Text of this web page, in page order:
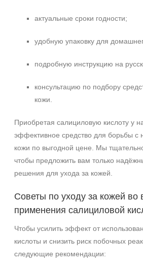
актуальные сроки годности;
удобную упаковку для
подробную инструкцию на
консультацию по подбору
кожи.
Приобретая салициловую кислоту у
эффективное средство для борьбы с
кожи по выгодной цене. Мы
чтобы предложить вам только
решения для ухода за кожей.
Советы по уходу за кожей во
применения салициловой
Чтобы усилить эффект от
кислоты и снизить риск побочных
следующие рекомендации: